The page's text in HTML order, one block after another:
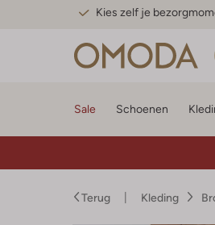
Kies zelf je
Sale Schoenen
Terug Kleding